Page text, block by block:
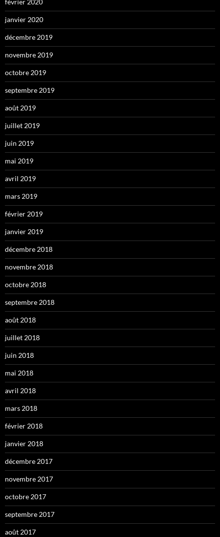
février 2020
janvier 2020
décembre 2019
novembre 2019
octobre 2019
septembre 2019
août 2019
juillet 2019
juin 2019
mai 2019
avril 2019
mars 2019
février 2019
janvier 2019
décembre 2018
novembre 2018
octobre 2018
septembre 2018
août 2018
juillet 2018
juin 2018
mai 2018
avril 2018
mars 2018
février 2018
janvier 2018
décembre 2017
novembre 2017
octobre 2017
septembre 2017
août 2017